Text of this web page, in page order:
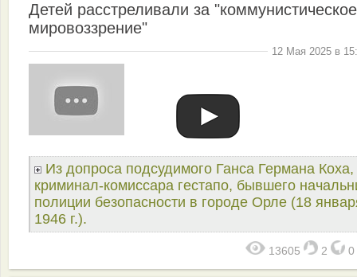
Детей расстреливали за "коммунистическое
мировоззрение"
12 Мая 2025 в
Из допроса подсудимого Ганса Германа Коха,
криминал-комиссара гестапо, бывшего
полиции безопасности в городе Орле (18
1946 г.).
13605 2 0